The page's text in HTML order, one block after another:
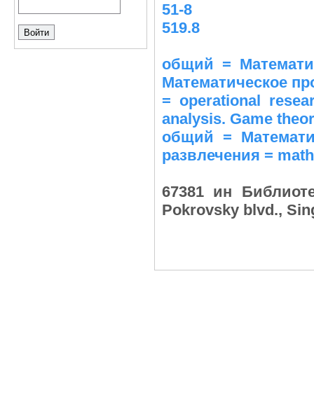
51-8
519.8
общий =
Математическое
= operational
analysis. Game
общий =
развлечения =
67381 ин
Pokrovsky blvd.,